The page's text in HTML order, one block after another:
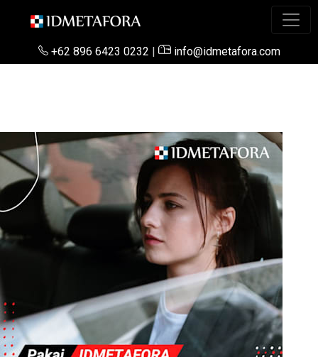
+62 896 6423 0232 | info@idmetafora.com